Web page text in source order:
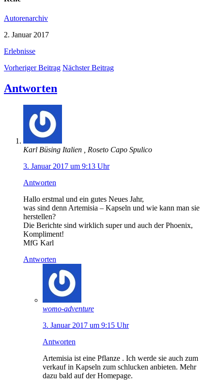
Autorenarchiv
2. Januar 2017
Erlebnisse
Vorheriger Beitrag Nächster Beitrag
Antworten
Karl Büsing Italien , Roseto Capo Spulico
3. Januar 2017 um 9:13 Uhr
Antworten
Hallo erstmal und ein gutes Neues Jahr,
was sind denn Artemisia – Kapseln und wie kann man sie
herstellen?
Die Berichte sind wirklich super und auch der Phoenix,
Kompliment!
MfG Karl
Antworten
womo-adventure
3. Januar 2017 um 9:15 Uhr
Antworten
Artemisia ist eine Pflanze . Ich werde sie auch zum
verkauf in Kapseln zum schlucken anbieten. Mehr
dazu bald auf der Homepage.